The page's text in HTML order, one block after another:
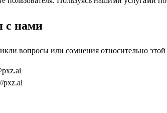
с нами
вопросы или сомнения относительно
pxz.ai